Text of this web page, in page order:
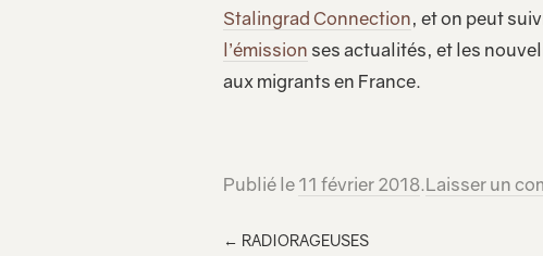
Stalingrad Connection, et on peut
l’émission ses actualités, et les
aux migrants en France.
Publié le 11 février 2018.Laisser un
← RADIORAGEUSES